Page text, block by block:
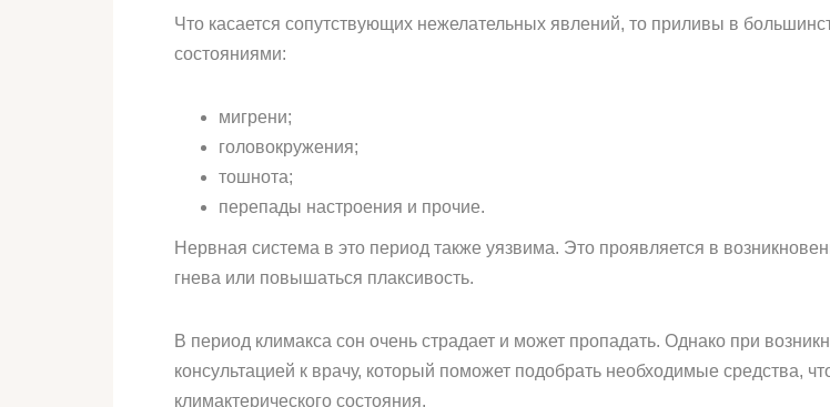
Что касается сопутствующих нежелательных явлений, то приливы в
состояниями:
мигрени;
головокружения;
тошнота;
перепады настроения и прочие.
Нервная система в это период также уязвима. Это проявляется в
гнева или повышаться плаксивость.
В период климакса сон очень страдает и может пропадать. Однако при
консультацией к врачу, который поможет подобрать необходимые средства,
климактерического состояния.